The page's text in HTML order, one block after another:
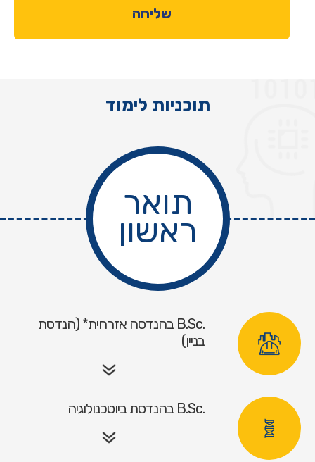
תוכניות לימוד
תואר
ראשון
.B.Sc בהנדסה אזרחית* (הנדסת
בניין)
.B.Sc בהנדסת ביוטכנולוגיה